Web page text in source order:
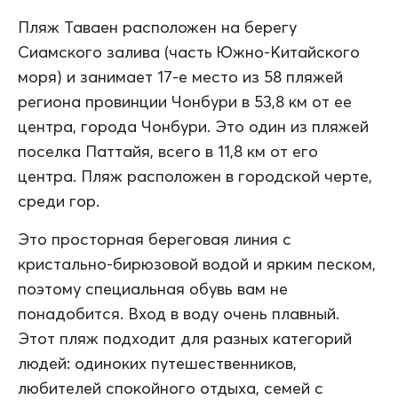
Пляж Таваен расположен на берегу
Сиамского залива (часть Южно-Китайского
моря) и занимает 17-е место из 58 пляжей
региона провинции Чонбури в 53,8 км от ее
центра, города Чонбури. Это один из пляжей
поселка Паттайя, всего в 11,8 км от его
центра. Пляж расположен в городской черте,
среди гор.
Это просторная береговая линия с
кристально-бирюзовой водой и ярким песком,
поэтому специальная обувь вам не
понадобится. Вход в воду очень плавный.
Этот пляж подходит для разных категорий
людей: одиноких путешественников,
любителей спокойного отдыха, семей с